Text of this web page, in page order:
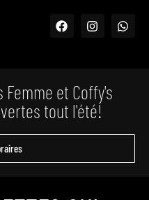
Femme et Coffy's
tout l'été!